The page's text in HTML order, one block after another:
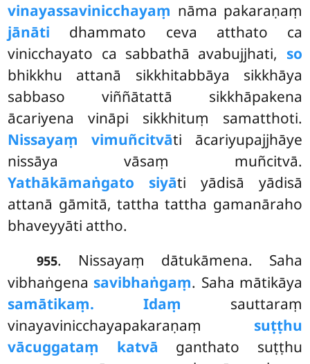
vinayassavinicchayaṃ nāma pakaraṇaṃ
jānāti dhammato ceva atthato ca
vinicchayato ca sabbathā avabujjhati, so
bhikkhu attanā sikkhitabbāya sikkhāya
sabbaso viññātattā sikkhāpakena
ācariyena vināpi sikkhituṃ samatthoti.
Nissayaṃ vimuñcitvāti ācariyupajjhāye
nissāya vāsaṃ muñcitvā.
Yathākāmaṅgato siyāti yādisā yādisā
attanā gāmitā, tattha tattha gamanāraho
bhaveyyāti attho.
955. Nissayaṃ dātukāmena. Saha
vibhaṅgena savibhaṅgaṃ. Saha mātikāya
samātikaṃ. Idaṃ sauttaraṃ
vinayavinicchayapakaraṇaṃ suṭṭhu
vācuggataṃ katvā ganthato suṭṭhu